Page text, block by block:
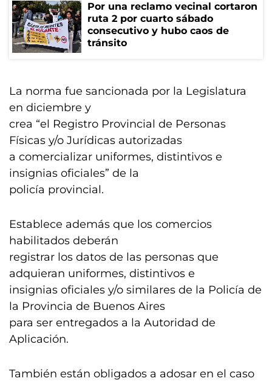
Por una reclamo vecinal cortaron
ruta 2 por cuarto sábado
consecutivo y hubo caos de
tránsito
La norma fue sancionada por la Legislatura
en diciembre y
crea “el Registro Provincial de Personas
Físicas y/o Jurídicas autorizadas
a comercializar uniformes, distintivos e
insignias oficiales” de la
policía provincial.
Establece además que los comercios
habilitados deberán
registrar los datos de las personas que
adquieran uniformes, distintivos e
insignias oficiales y/o similares de la Policía de
la Provincia de Buenos Aires
para ser entregados a la Autoridad de
Aplicación.
También están obligados a adosar en el caso